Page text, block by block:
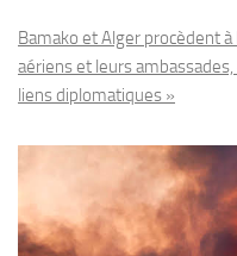
Bamako et Alger procèdent
aériens et leurs
liens diplomatiques »